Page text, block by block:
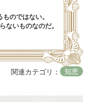
のではない。
ないものなのだ。
関連カテゴリ： 知恵